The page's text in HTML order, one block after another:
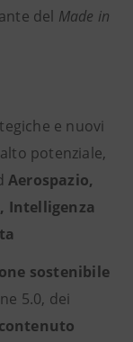
del Made in
e nuovi
potenziale,
Aerospazio,
Intelligenza
sostenibile
5.0, dei